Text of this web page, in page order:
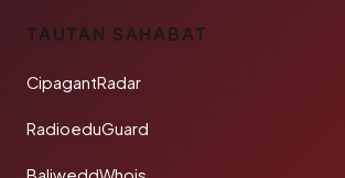
TAUTAN SAHABAT
CipagantRadar
RadioeduGuard